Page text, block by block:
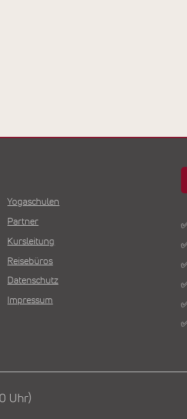
Yogaschulen
Partner
Kursleitung
Reisebüros
Datenschutz
Impressum
Uhr)